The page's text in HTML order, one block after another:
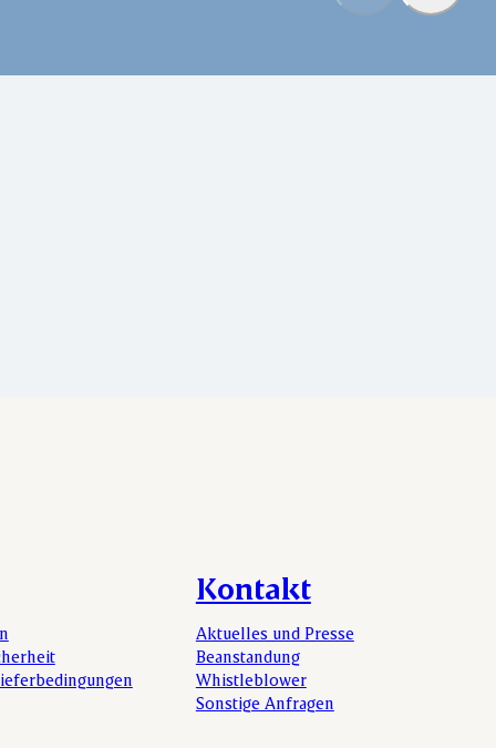
Kontakt
Aktuelles und Presse
Beanstandung
Whistleblower
Sonstige Anfragen